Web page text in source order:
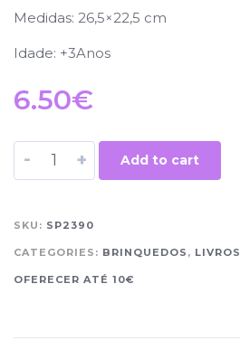
Medidas: 26,5×22,5 cm
Idade: +3Anos
6.50€
- + Add to cart
SKU: SP2390
CATEGORIES: BRINQUEDOS , LIVROS
OFERECER ATÉ 10€